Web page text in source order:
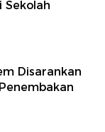
Sekolah
Disarankan